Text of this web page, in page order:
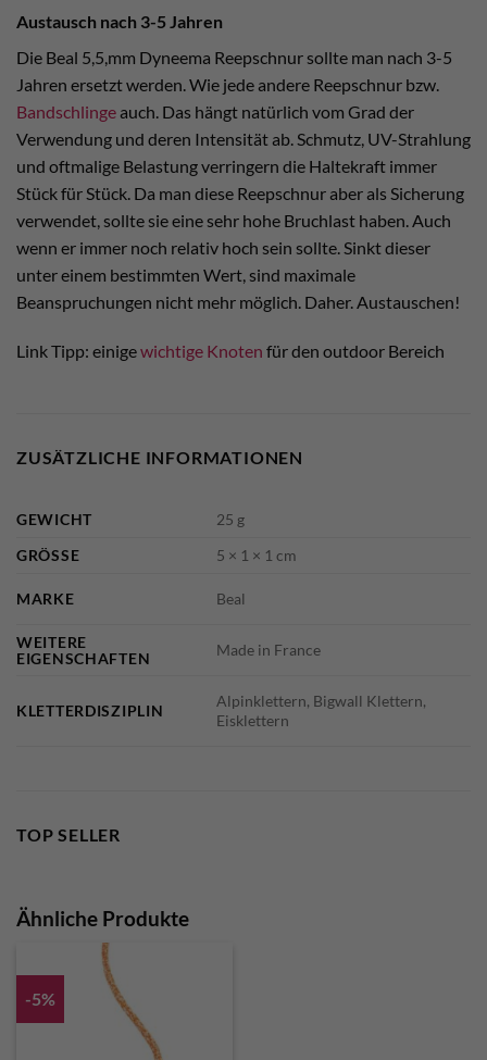
Austausch nach 3-5 Jahren
Die Beal 5,5,mm Dyneema Reepschnur sollte man nach 3-5
Jahren ersetzt werden. Wie jede andere Reepschnur bzw.
Bandschlinge auch. Das hängt natürlich vom Grad der
Verwendung und deren Intensität ab. Schmutz, UV-Strahlung
und oftmalige Belastung verringern die Haltekraft immer
Stück für Stück. Da man diese Reepschnur aber als Sicherung
verwendet, sollte sie eine sehr hohe Bruchlast haben. Auch
wenn er immer noch relativ hoch sein sollte. Sinkt dieser
unter einem bestimmten Wert, sind maximale
Beanspruchungen nicht mehr möglich. Daher. Austauschen!
Link Tipp: einigewichtige Knoten für den outdoor Bereich
ZUSÄTZLICHE INFORMATIONEN
GEWICHT
25 g
GRÖSSE
5 × 1 × 1 cm
MARKE Beal
WEITERE
EIGENSCHAFTEN
Made in France
KLETTERDISZIPLIN
Alpinklettern, Bigwall Klettern,
Eisklettern
TOP SELLER
Ähnliche Produkte
-5%